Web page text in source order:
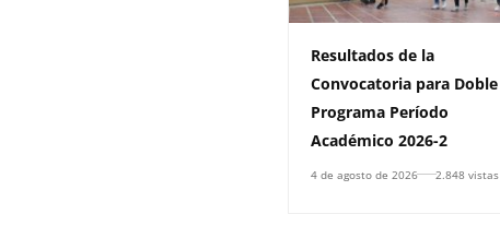
Resultados de la
Convocatoria para Doble
Programa Período
Académico 2026-2
4 de agosto de 2026 2.848 vistas